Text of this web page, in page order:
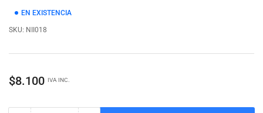
EN EXISTENCIA
SKU: NII018
Precio
$8.100 IVA INC.